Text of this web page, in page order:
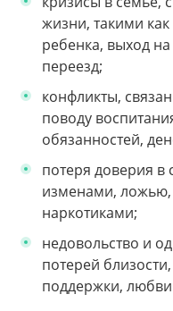
жизни, такими
ребенка, выход
переезд;
конфликты,
поводу
обязанностей,
потеря доверия в
изменами, ложью,
наркотиками;
недовольство и
потерей
поддержки,